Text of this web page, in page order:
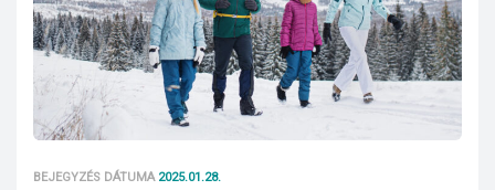
BEJEGYZÉS DÁTUMA 2025.01.28.